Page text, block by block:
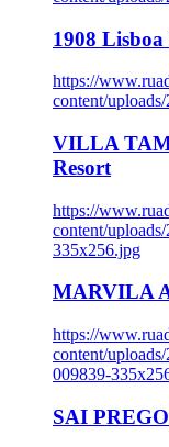
1908
https://
content/
VILLA
Resort
https://
content/
335x256.jpg
MARVILA
https://
content/
009839-
SAI PREGO